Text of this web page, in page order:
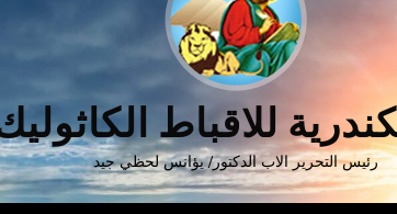
للاقباط
رئيس التحرير الاب الدكتور/ يؤانس لحظي جيد